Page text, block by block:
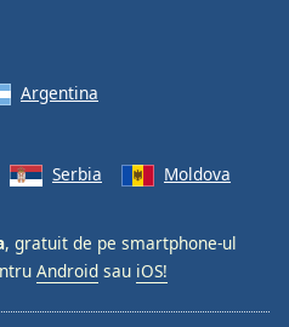
Argentina
Serbia Moldova
, gratuit de pe smartphone-ul
Android sau iOS!